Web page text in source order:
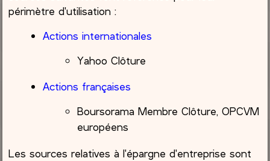
périmètre d'utilisation :
Actions internationales
Yahoo Clôture
Actions françaises
Boursorama Membre Clôture, OPCVM
européens
Les sources relatives à l'épargne d'entreprise sont